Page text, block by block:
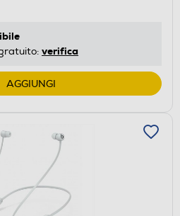
verifica
AGGIUNGI